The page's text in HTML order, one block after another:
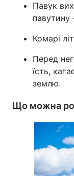
Павук
павутину
Комарі
Перед
їсть,
землю.
Що можна